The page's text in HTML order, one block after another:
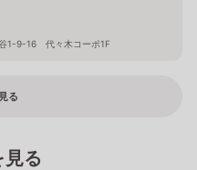
1-9-16 代々木コーポ1F
る
る